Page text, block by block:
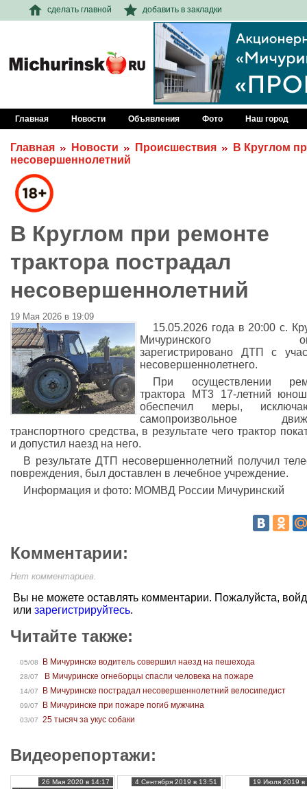
сделать главной добавить в закладки
Главная Новости Объявления Фото Наш город
Главная Новости Происшествия
В Круглом
несовершеннолетний
В Круглом при ремонте
трактора пострадал
несовершеннолетний
19 Мая 2026 в 19:09
15.05.2026 года в 20:00 с.
Мичуринского
зарегистрировано ДТП с
несовершеннолетнего.
При осуществлении
трактора МТ3 17-летний
обеспечил меры,
самопроизвольное
транспортного средства, в результате чего трактор
и допустил наезд на него.
В результате ДТП несовершеннолетний получил
повреждения, был доставлен в лечебное учреждение.
Информация и фото: МОМВД России Мичуринский
Комментарии:
Нет комментариев.
Вы не можете оставлять комментарии. Пожалуйста,
или зарегистрируйтесь.
Читайте также:
05/08 В Мичуринске водитель совершил наезд на пешехода
28/07 В Мичуринске огнеборцы спасли человека на пожаре
14/07 В Мичуринске пострадал несовершеннолетний велосипедист
09/07 В Мичуринске при пожаре погиб мужчина
03/07 25 тысяч за укус собаки
Видеорепортажи:
26 Мая 2020 в 14:17 4 Сентября 2019 в 13:51 19 Июля 2019 в